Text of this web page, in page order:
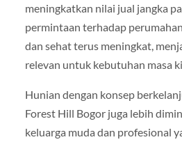
meningkatkan nilai jual jangka
permintaan terhadap
dan sehat terus meningkat,
relevan untuk kebutuhan masa
Hunian dengan konsep
Forest Hill Bogor juga lebih
keluarga muda dan profesional